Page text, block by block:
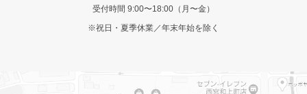
受付時間 9:00〜18:00（月〜金）
※祝日・夏季休業／年末年始を除く